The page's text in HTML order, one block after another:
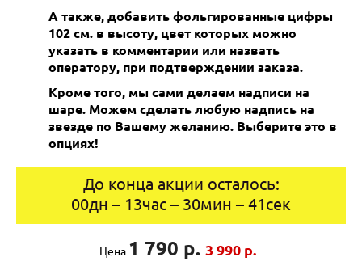
А также, добавить фольгированные цифры
102 см. в высоту, цвет которых можно
указать в комментарии или назвать
оператору, при подтверждении заказа.
Кроме того, мы сами делаем надписи на
шаре. Можем сделать любую надпись на
звезде по Вашему желанию. Выберите это в
опциях!
До конца акции осталось:
00дн – 13час – 30мин – 41сек
Цена 1 790 р. 3 990 р.